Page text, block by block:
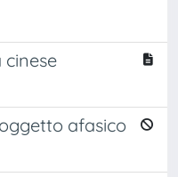
afasico